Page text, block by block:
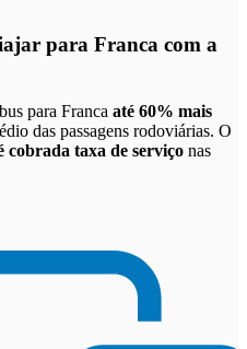
para Franca com a
para Franca até 60% mais
das passagens rodoviárias. O
cobrada taxa de serviço nas